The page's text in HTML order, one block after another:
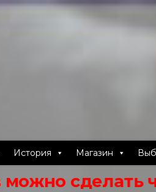
История Магазин
через